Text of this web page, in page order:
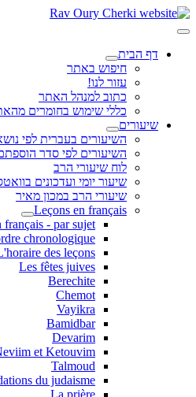
דף הבית
חיפוש באתר
עזור לנו!
כתוב למנהל האתר
כללי שימוש בחומרים
שיעורים
השיעורים בעברית לפי
השיעורים לפי סדר
לוח שיעורי הרב
שיעור יומי ועדכונים
שיעורי הרב במכון מאיר
Leçons en français
français - par sujet
chronologique
des leçons
Les fêtes juives
Berechite
Chemot
Vayikra
Bamidbar
Devarim
et Ketouvim
Talmoud
du judaisme
La prière